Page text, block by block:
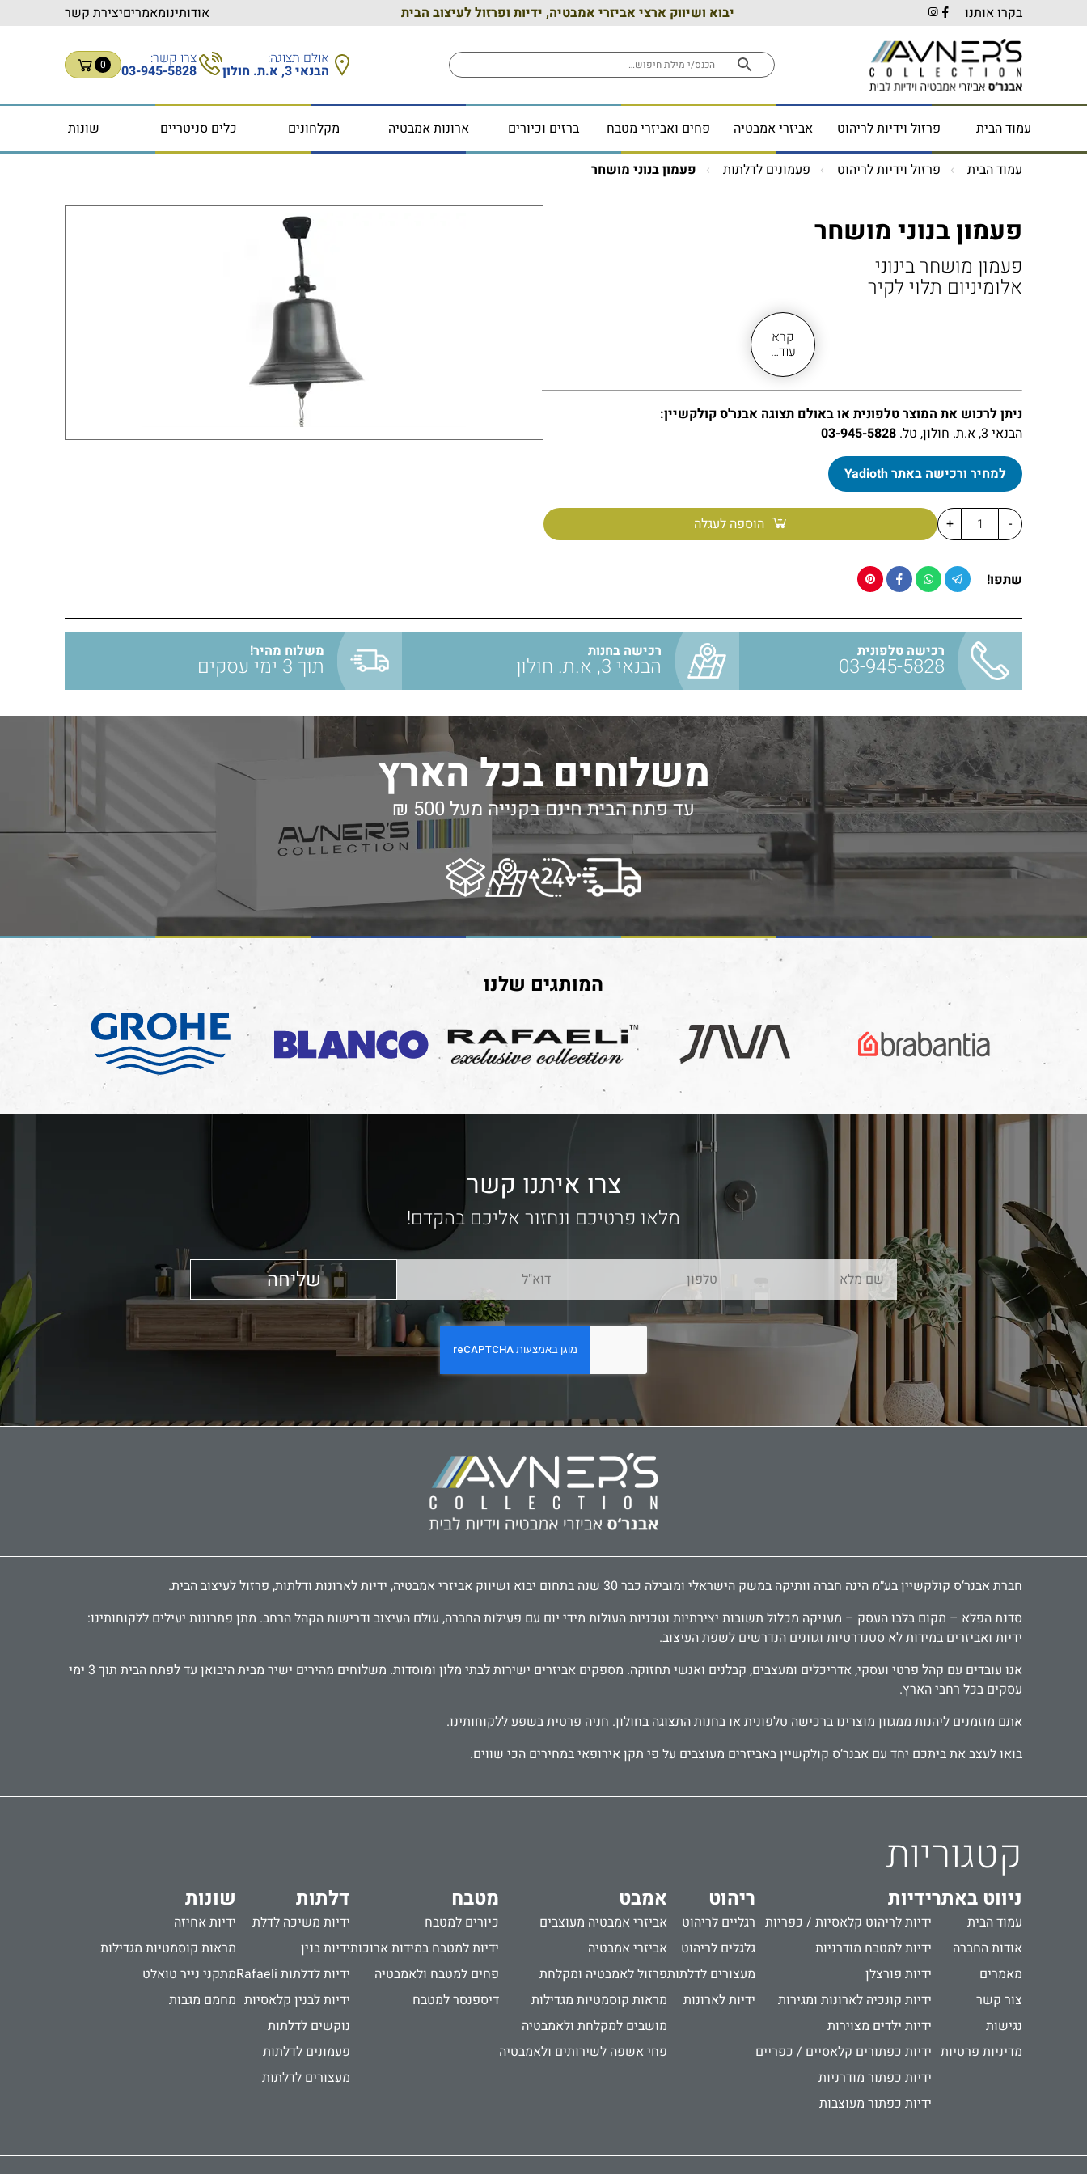
בקרו אותנו יבוא ושיווק ארצי אביזרי אמבטיה, ידיות ופרזול לעיצוב הבית אודותינומאמריםיצירת קשר
אולם תצוגה:
הבנאי 3, א.ת. חולון
צרו קשר:
03-945-5828
0
עמוד הבית פרזול וידיות לריהוט אביזרי אמבטיה פחים ואביזרי מטבח ברזים וכיורים ארונות אמבטיה מקלחונים כלים סניטריים שונות
עמוד הבית פרזול וידיות לריהוט פעמונים לדלתות פעמון בנוני מושחר
פעמון בנוני מושחר
פעמון מושחר בינוני
אלומיניום תלוי לקיר
קרא
עוד…
ניתן לרכוש את המוצר טלפונית או באולם תצוגה אבנר'ס קולקשיין:
הבנאי 3, א.ת. חולון, טל.
03-945-5828
למחיר ורכישה באתר Yadioth
-
+ הוספה לעגלה
שתפו!
רכישה טלפונית
03-945-5828
רכישה בחנות
הבנאי 3, א.ת. חולון
משלוח מהיר!
תוך 3 ימי עסקים
משלוחים בכל הארץ
עד פתח הבית חינם בקנייה מעל 500 ₪
המותגים שלנו
צרו איתנו קשר
מלאו פרטיכם ונחזור אליכם בהקדם!
שליחה
חברת אבנר‘ס קולקשיין בע״מ הינה חברה וותיקה במשק הישראלי ומובילה כבר 30 שנה בתחום יבוא ושיווק אביזרי אמבטיה, ידיות לארונות ודלתות, פרזול לעיצוב הבית.
סדנת הפלא – מקום בלבו העסק – מעניקה מכלול תשובות יצירתיות וטכניות העולות מידי יום עם פעילות החברה, עולם העיצוב ודרישות הקהל הרחב. מתן פתרונות יעילים ללקוחותינו:
ידיות ואביזרים במידות לא סטנדרטיות וגוונים הנדרשים לשפת העיצוב.
אנו עובדים עם קהל פרטי ועסקי, אדריכלים ומעצבים, קבלנים ואנשי תחזוקה. מספקים אביזרים ישירות לבתי מלון ומוסדות. משלוחים מהירים ישיר מבית היבואן עד לפתח הבית תוך 3 ימי
עסקים בכל רחבי הארץ.
אתם מוזמנים ליהנות ממגוון מוצרינו ברכישה טלפונית או בחנות התצוגה בחולון. חניה פרטית בשפע ללקוחותינו.
בואו לעצב את ביתכם יחד עם אבנר‘ס קולקשיין באביזרים מעוצבים על פי תקן אירופאי במחירים הכי שווים.
קטגוריות
ניווט באתר
עמוד הבית
אודות החברה
מאמרים
צור קשר
נגישות
מדיניות פרטיות
ידיות
ידיות לריהוט קלאסיות / כפריות
ידיות למטבח מודרניות
ידיות פורצלן
ידיות קונכיה לארונות ומגירות
ידיות ילדים מצוירות
ידיות כפתורים קלאסיים / כפריים
ידיות כפתור מודרניות
ידיות כפתור מעוצבות
ריהוט
רגליים לריהוט
גלגלים לריהוט
מעצורים לדלתות
ידיות לארונות
אמבט
אביזרי אמבטיה מעוצבים
אביזרי אמבטיה
פרזול לאמבטיה ומקלחת
מראות קוסמטיות מגדילות
מושבים למקלחת ולאמבטיה
פחי אשפה לשירותים ולאמבטיה
מטבח
כיורים למטבח
ידיות למטבח במידות ארוכות
פחים למטבח ולאמבטיה
דיספנסר למטבח
דלתות
ידיות משיכה לדלת
ידיות בנין
ידיות לדלתות Rafaeli
ידיות לבנין קלאסיות
נוקשים לדלתות
פעמונים לדלתות
מעצורים לדלתות
שונות
ידיות אחיזה
מראות קוסמטיות מגדילות
מתקני נייר טואלט
מחמם מגבות